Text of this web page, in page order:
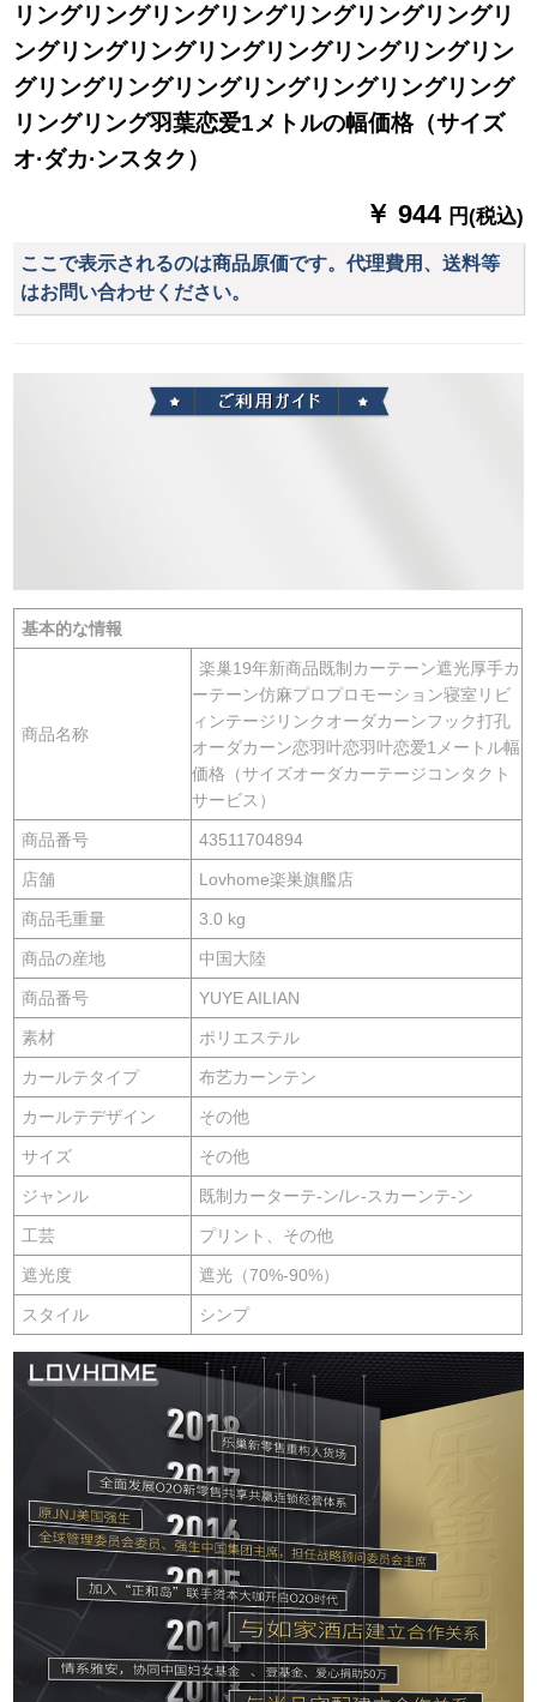
リングリングリングリングリングリングリングリ
ングリングリングリングリングリングリングリン
グリングリングリングリングリングリングリング
リングリング羽葉恋爱1メトルの幅価格（サイズ
オ·ダカ·ンスタク）
￥ 944 円(税込)
ここで表示されるのは商品原価です。代理費用、送料等
はお問い合わせください。
基本的な情報
商品名称
楽巢19年新商品既制カーテーン遮光厚手カ
ーテーン仿麻プロプロモーション寝室リビ
ィンテージリンクオーダカーンフック打孔
オーダカーン恋羽叶恋羽叶恋爱1メートル幅
価格（サイズオーダカーテージコンタクト
サービス）
商品番号 43511704894
店舗 Lovhome楽巣旗艦店
商品毛重量 3.0 kg
商品の産地 中国大陸
商品番号 YUYE AILIAN
素材 ポリエステル
カールテタイプ 布艺カーンテン
カールテデザイン その他
サイズ その他
ジャンル 既制カーターテ-ン/レ-スカーンテ-ン
工芸 プリント、その他
遮光度 遮光（70%-90%）
スタイル シンプ